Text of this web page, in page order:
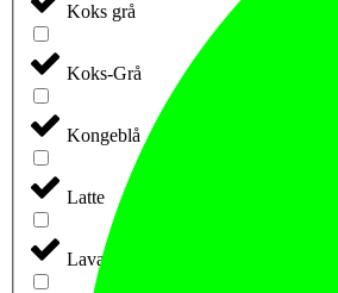
Koks grå
Koks-Grå
Kongeblå
Latte
Lava